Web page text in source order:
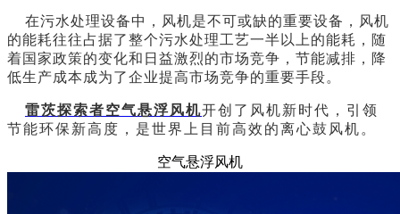
在污水处理设备中，风机是不可或缺的重要设备，风机
的能耗往往占据了整个污水处理工艺一半以上的能耗，随
着国家政策的变化和日益激烈的市场竞争，节能减排，降
低生产成本成为了企业提高市场竞争的重要手段。
雷茨探索者空气悬浮风机开创了风机新时代，引领
节能环保新高度，是世界上目前高效的离心鼓风机。
空气悬浮风机